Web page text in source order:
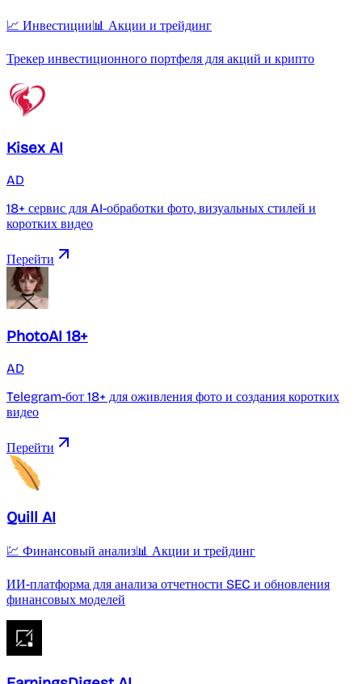
📈 Инвестиции📊 Акции и трейдинг
Трекер инвестиционного портфеля для акций и крипто
Kisex AI
AD
18+ сервис для AI-обработки фото, визуальных стилей и
коротких видео
Перейти
PhotoAI 18+
AD
Telegram-бот 18+ для оживления фото и создания коротких
видео
Перейти
Quill AI
💹 Финансовый анализ📊 Акции и трейдинг
ИИ-платформа для анализа отчетности SEC и обновления
финансовых моделей